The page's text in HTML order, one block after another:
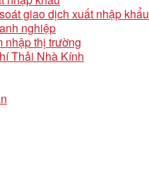
giao dịch xuất nhập khẩu
nghiệp
nhập thị trường
Thải Nhà Kính